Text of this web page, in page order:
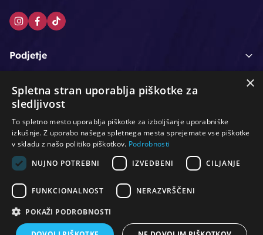
Podjetje
Moj račun
Podpora strankam
Lasje & nega las / Roke & nohti / Orodje - kozmetično /
Oprema za salone / Čistoča & zaščita / Ostalo
×
Spletna stran uporablja piškotke za
sledljivost
To spletno mesto uporablja piškotke za izboljšanje uporabniške
izkušnje. Z uporabo našega spletnega mesta sprejemate vse piškotke
v skladu z našo politiko piškotkov. Podrobnosti
NUJNO POTREBNI
IZVEDBENI CILJANJE
FUNKCIONALNOST NERAZVRŠČENI
POKAŽI PODROBNOSTI